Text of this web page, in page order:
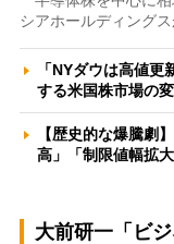
シアホールディング
「NYダウは高値
する米国株市場
【歴史的な爆騰劇
高」「制限値幅拡
大前研一「ビ